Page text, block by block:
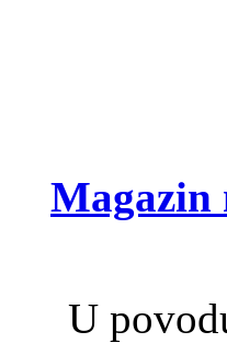
Magazin
U